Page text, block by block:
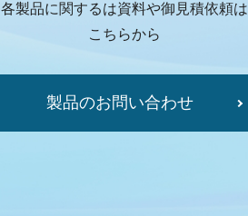
各製品に関するは資料や御見積依頼は
こちらから
製品のお問い合わせ